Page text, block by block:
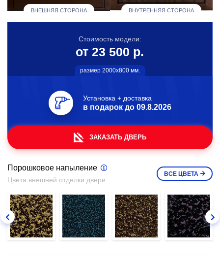
ВНЕШНЯЯ СТОРОНА ВНУТРЕННЯЯ СТОРОНА
Стоимость модели:
от 23 500 р.
размер 2000х800 мм.
Установка + доставка
в подарок до 09.8.2026
ЗАКАЗАТЬ ДВЕРЬ
Порошковое напыление
Цвета внешней отделки двери
ВСЕ ЦВЕТА